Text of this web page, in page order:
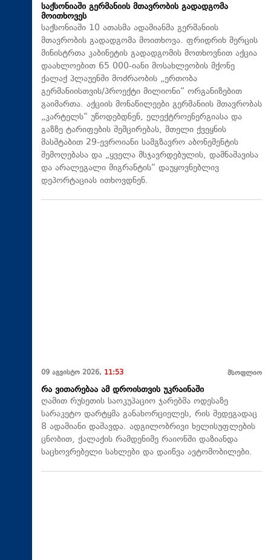
საქსონიაში გერმანიის მთავრობის გადადგომა
მოითხოვეს
საქსონიაში 10 ათასმა ადამიანმა გერმანიის
მთავრობის გადადგომა მოითხოვა. ფრიდრიხ მერცის
მინისტრთა კაბინეტის გადადგომის მოთხოვნით აქცია
დაახლოებით 65 000-იანი მოსახლეობის მქონე
ქალაქ პლაუენში მოძრაობის „ერთობა
გერმანიისთვის/პროექტი მილიონი“ ორგანიზებით
გაიმართა. აქციის მონაწილეები გერმანიის მთავრობას
„კარტელს“ უწოდებდნენ, ელექტროენერგიასა და
გაზზე ტარიფების შემცირებას, მთელი ქვეყნის
მასშტაბით 29-ევროიანი სამგზავრო აბონემენტის
შემოღებასა და „ყველა მსჯავრდებულის, დამნაშავისა
და არალეგალი მიგრანტის“ დაუყოვნებლივ
დეპორტაციას ითხოვდნენ.
09 აგვისტო 2026, 11:53 მსოფლიო
რა ვითარებაა ამ დროისთვის უკრაინაში
ღამით რუსეთის საოკუპაციო ჯარებმა ოდესაზე
სარაკეტო დარტყმა განახორციელეს, რის შედეგადაც
8 ადამიანი დაშავდა. ადგილობრივი ხელისუფლების
ცნობით, ქალაქის რამდენიმე რაიონში დაზიანდა
საცხოვრებელი სახლები და დაიწვა ავტომობილები.